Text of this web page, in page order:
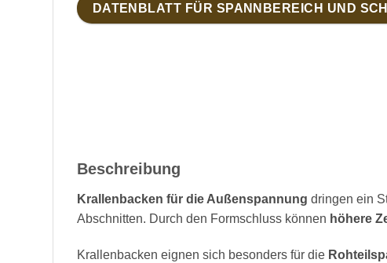
DATENBLATT FÜR SPANNBEREICH UND
Beschreibung
Krallenbacken für die Außenspannung dringen ein
Abschnitten. Durch den Formschluss können höhere
Krallenbacken eignen sich besonders für die